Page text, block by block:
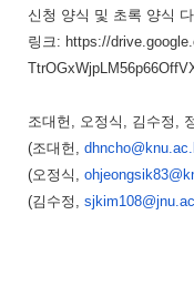
신청 양식 및 초록 양식
링크: https://
조대헌, 오정식, 김수정,
(조대헌,
(오정식,
(김수정,